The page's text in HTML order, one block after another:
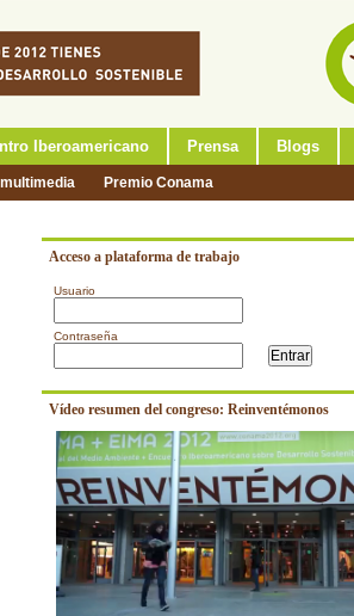
Iberoamericano Prensa Blogs
Premio Conama
Acceso a plataforma de trabajo
Usuario
Contraseña
Vídeo resumen del congreso: Reinventémonos